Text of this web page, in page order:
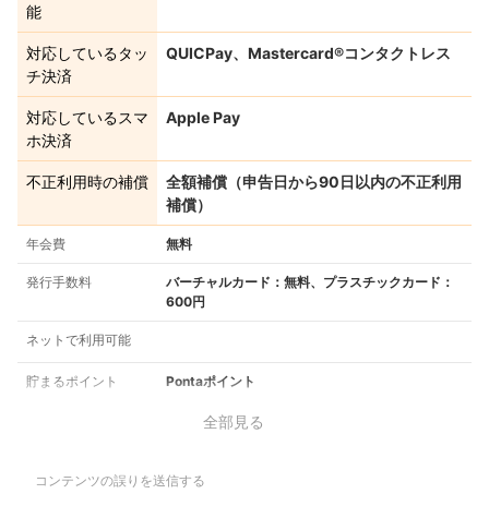
能
対応しているタッ
チ決済
QUICPay、Mastercard®︎コンタクトレス
対応しているスマ
ホ決済
Apple Pay
不正利用時の補償
全額補償（申告日から90日以内の不正利用
補償）
年会費 無料
発行手数料
バーチャルカード：無料、プラスチックカード：
600円
ネットで利用可能
貯まるポイント Pontaポイント
全部見る
コンテンツの誤りを送信する